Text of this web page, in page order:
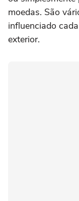
moedas. São
influenciado
exterior.